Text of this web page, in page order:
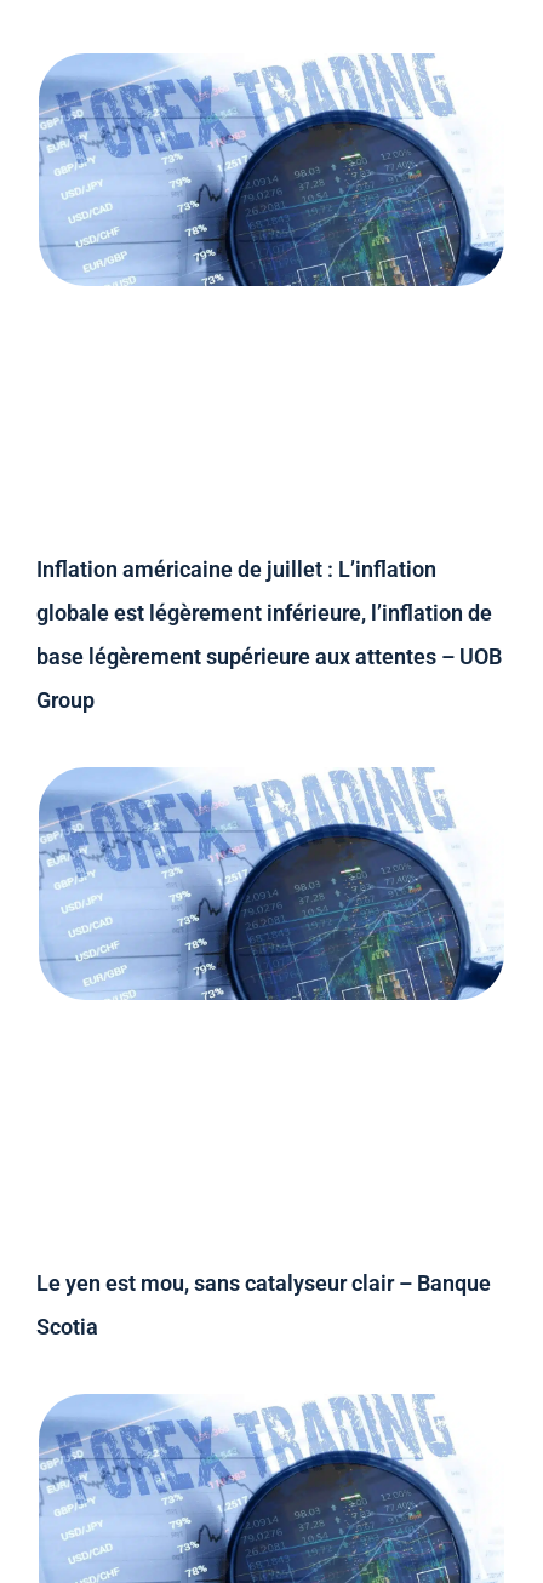
Inflation américaine de juillet : L’inflation
globale est légèrement inférieure, l’inflation de
base légèrement supérieure aux attentes – UOB
Group
Le yen est mou, sans catalyseur clair – Banque
Scotia